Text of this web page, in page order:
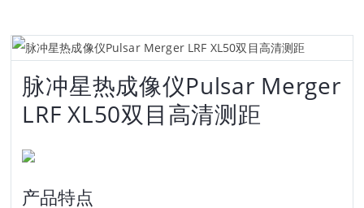
脉冲星热成像仪Pulsar Merger
LRF XL50双目高清测距
产品特点